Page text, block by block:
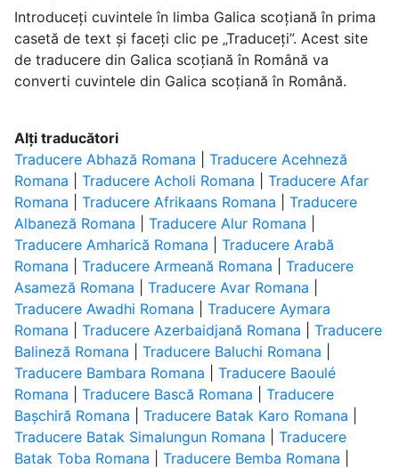
Introduceți cuvintele în limba Galica scoțiană în prima
casetă de text și faceți clic pe „Traduceți”. Acest site
de traducere din Galica scoțiană în Română va
converti cuvintele din Galica scoțiană în Română.
Alți traducători
Traducere Abhază Romana
Traducere Acehneză
Romana
Traducere Acholi Romana
Traducere Afar
Romana
Traducere Afrikaans Romana
Traducere
Albaneză Romana
Traducere Alur Romana
Traducere Amharică Romana
Traducere Arabă
Romana
Traducere Armeană Romana
Traducere
Asameză Romana
Traducere Avar Romana
Traducere Awadhi Romana
Traducere Aymara
Romana
Traducere Azerbaidjană Romana
Traducere
Balineză Romana
Traducere Baluchi Romana
Traducere Bambara Romana
Traducere Baoulé
Romana
Traducere Bască Romana
Traducere
Bașchiră Romana
Traducere Batak Karo Romana
Traducere Batak Simalungun Romana
Traducere
Batak Toba Romana
Traducere Bemba Romana